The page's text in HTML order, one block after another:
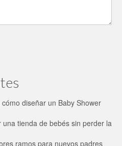
diseñar un Baby Shower
tienda de bebés sin perder la
ramos para nuevos padres